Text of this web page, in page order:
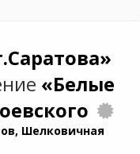
«Белые
Шелковичная